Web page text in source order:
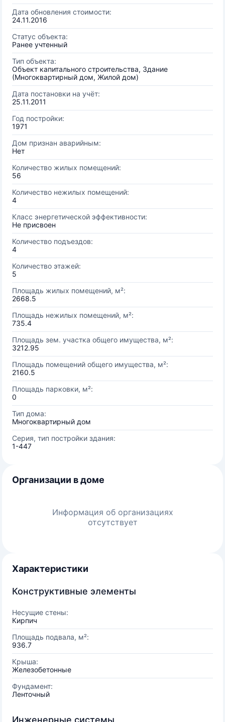
Дата обновления стоимости:
24.11.2016
Статус объекта:
Ранее учтенный
Тип объекта:
Объект капитального строительства, Здание
(Многоквартирный дом, Жилой дом)
Дата постановки на учёт:
25.11.2011
Год постройки:
1971
Дом признан аварийным:
Нет
Количество жилых помещений:
56
Количество нежилых помещений:
4
Класс энергетической эффективности:
Не присвоен
Количество подъездов:
4
Количество этажей:
5
Площадь жилых помещений, м²:
2668.5
Площадь нежилых помещений, м²:
735.4
Площадь зем. участка общего имущества, м²:
3212.95
Площадь помещений общего имущества, м²:
2160.5
Площадь парковки, м²:
0
Тип дома:
Многоквартирный дом
Серия, тип постройки здания:
1-447
Организации в доме
Информация об организациях
отсутствует
Характеристики
Конструктивные элементы
Несущие стены:
Кирпич
Площадь подвала, м²:
936.7
Крыша:
Железобетонные
Фундамент:
Ленточный
Инженерные системы